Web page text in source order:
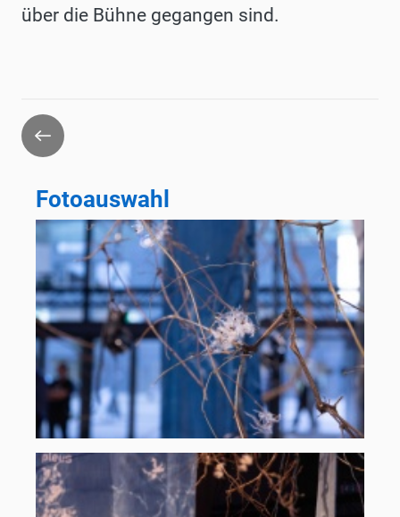
über die Bühne gegangen sind.
Zurück
Fotoauswahl
seltsamen-
graz-
musikprotokoll-